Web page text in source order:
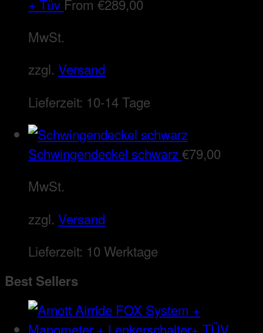
+ Tüv From €289,00
MwSt.
zzgl. Versand
Lieferzeit: 10-14 Tage
Schwingendeckel schwarz€79,00
MwSt.
zzgl. Versand
Lieferzeit: 10 Werktage
Best Sellers